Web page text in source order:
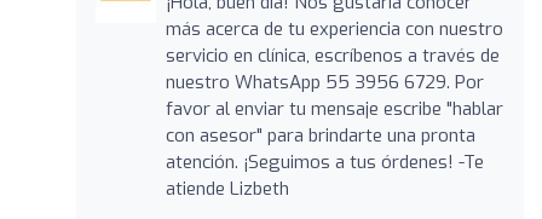
más acerca de tu experiencia con nuestro
servicio en clínica, escríbenos a través de
nuestro WhatsApp 55 3956 6729. Por
favor al enviar tu mensaje escribe "hablar
con asesor" para brindarte una pronta
atención. ¡Seguimos a tus órdenes! -Te
atiende Lizbeth